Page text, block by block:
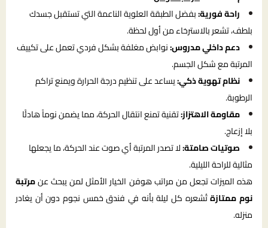
راحة فورية:بفضل الطبقة العلوية الناعمة التي تستقبل جسدك
بلطف، تشعر بالاسترخاء من أول لحظة.
دعم داخلي مدروس:نوابض مغلفة بشكل فردي تعمل على تكييف
المرتبة مع شكل الجسم.
نظام تهوية ذكي:يساعد على تنظيم درجة الحرارة ويمنع تراكم
الرطوبة.
مقاومة الاهتزاز:تقنية تمنع انتقال الحركة، مما يضمن نوماً هادئًا
بلا إزعاج.
صوتيات صامتة:لا تصدر المرتبة أي صوت عند الحركة، ما يجعلها
مثالية للراحة الليلية.
هذه الميزات تجعل من مراتب هوفن الخيار الأمثل لمن يبحث عنمرتبة
نوم ممتازةتُشعره كل ليلة بأنه في فندق خمس نجوم دون أن يغادر
منزله.